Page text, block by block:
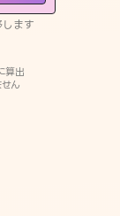
ます
算出
ん